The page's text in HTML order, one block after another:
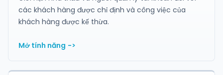
các khách hàng được chỉ định và công việc của
khách hàng được kế thừa.
Mở tính năng ->